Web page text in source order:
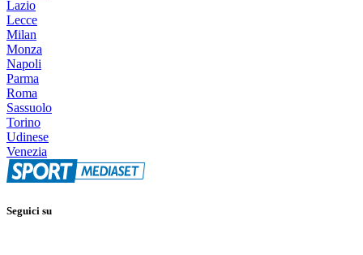
Lazio
Lecce
Milan
Monza
Napoli
Parma
Roma
Sassuolo
Torino
Udinese
Venezia
Seguici su